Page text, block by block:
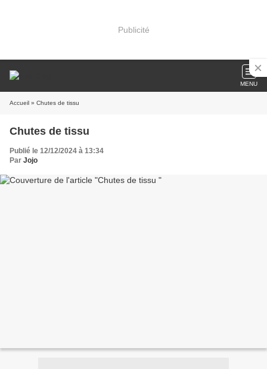
Publicité
MENU
Accueil » Chutes de tissu
Chutes de tissu
Publié le 12/12/2024 à 13:34
Par Jojo